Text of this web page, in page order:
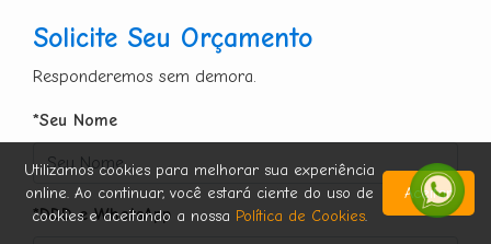
Solicite Seu Orçamento
Responderemos sem demora.
*Seu Nome
*DDD e WhatsApp
Utilizamos cookies para melhorar sua experiência
online. Ao continuar, você estará ciente do uso de
cookies e aceitando a nossa Política de Cookies.
Aceitar